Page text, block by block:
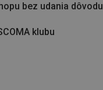
bez udania dôvodu
klubu